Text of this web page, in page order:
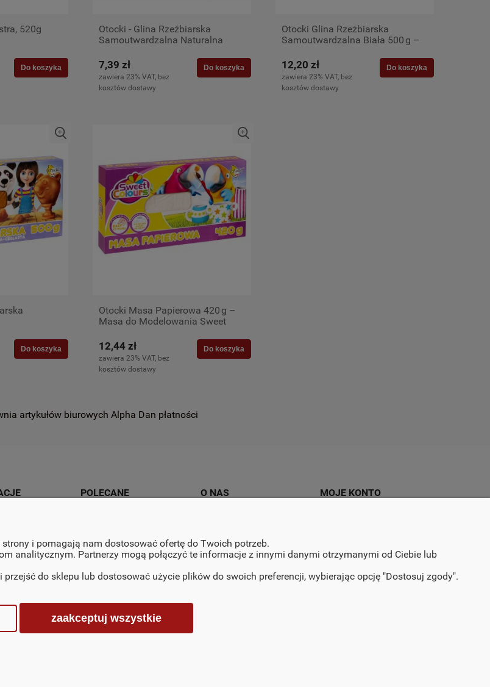
520g
Do koszyka
Otocki - Glina Rzeźbiarska
Samoutwardzalna Naturalna
7,39 zł
zawiera 23% VAT, bez
kosztów dostawy
Do koszyka
Otocki Glina Rzeźbiarska
Samoutwardzalna Biała 500 g –
12,20 zł
zawiera 23% VAT, bez
kosztów dostawy
Do koszyka
Do koszyka
Otocki Masa Papierowa 420 g –
Masa do Modelowania Sweet
12,44 zł
zawiera 23% VAT, bez
kosztów dostawy
Do koszyka
POLECANE
Artykuły papiernicze
Artykuły kreatywne
O NAS MOJE KONTO
i pomagają nam dostosować ofertę do Twoich potrzeb.
analitycznym. Partnerzy mogą połączyć te informacje z innymi danymi otrzymanymi od Ciebie lub
do sklepu lub dostosować użycie plików do swoich preferencji, wybierając opcję "Dostosuj zgody".
zaakceptuj wszystkie